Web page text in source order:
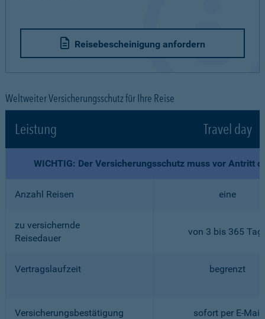
Reisebescheinigung anfordern
Weltweiter Versicherungsschutz für Ihre Reise
Leistung Travel day
WICHTIG: Der Versicherungsschutz muss vor Antritt
Anzahl Reisen eine
zu versichernde
Reisedauer
von 3 bis 365
Vertragslaufzeit begrenzt
Versicherungsbestätigung sofort per E-Mail